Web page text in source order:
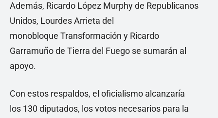
Además, Ricardo López Murphy de Republicanos
Unidos, Lourdes Arrieta del
monobloque Transformación y Ricardo
Garramuño de Tierra del Fuego se sumarán al
apoyo.
Con estos respaldos, el oficialismo alcanzaría
los 130 diputados, los votos necesarios para la